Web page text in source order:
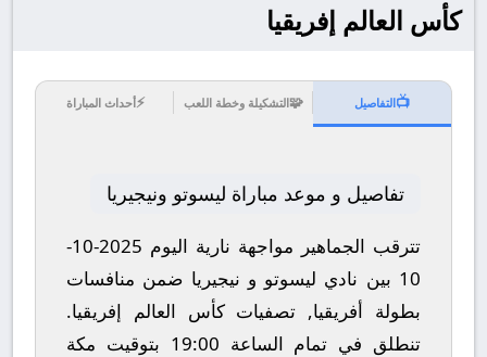
كأس العالم إفريقيا
📺التفاصيل 🧩التشكيلة وخطة اللعب ⚡أحداث المباراة
تفاصيل و موعد مباراة ليسوتو ونيجيريا
تترقب الجماهير مواجهة نارية اليوم 2025-10-
10 بين نادي ليسوتو و نيجيريا ضمن منافسات
بطولة أفريقيا, تصفيات كأس العالم إفريقيا.
تنطلق في تمام الساعة 19:00 بتوقيت مكة